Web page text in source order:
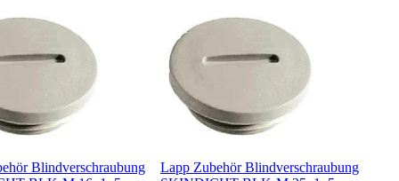
Blindverschraubung
Lapp Zubehör Blindverschraubung